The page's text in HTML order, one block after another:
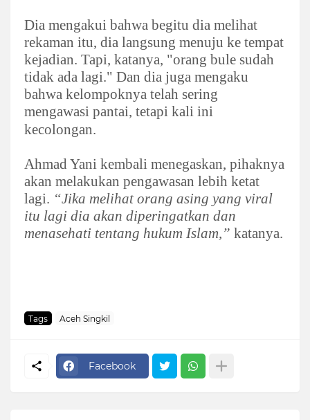
Dia mengakui bahwa begitu dia melihat
rekaman itu, dia langsung menuju ke tempat
kejadian. Tapi, katanya, "orang bule sudah
tidak ada lagi." Dan dia juga mengaku
bahwa kelompoknya telah sering
mengawasi pantai, tetapi kali ini
kecolongan.
Ahmad Yani kembali menegaskan, pihaknya
akan melakukan pengawasan lebih ketat
lagi. “Jika melihat orang asing yang viral
itu lagi dia akan diperingatkan dan
menasehati tentang hukum Islam,” katanya.
Tags Aceh Singkil
Facebook